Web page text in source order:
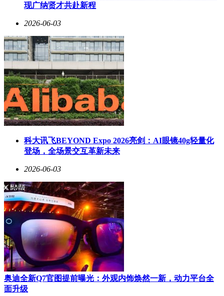
现广纳贤才共赴新程
2026-06-03
科大讯飞BEYOND Expo 2026亮剑：AI眼镜40g轻量化
登场，全场景交互革新未来
2026-06-03
奥迪全新Q7官图提前曝光：外观内饰焕然一新，动力平台全
面升级